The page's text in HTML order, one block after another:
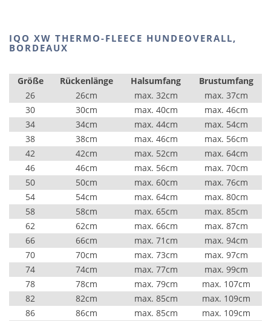
IQO XW THERMO-FLEECE HUNDEOVERALL,
BORDEAUX
Größe Rückenlänge Halsumfang
Brustumfang
26
26cm max. 32cm
max. 37cm
30
30cm max. 40cm
max. 46cm
34
34cm max. 44cm
max. 54cm
38
38cm max. 46cm
max. 56cm
42
42cm max. 52cm
max. 64cm
46
46cm max. 56cm
max. 70cm
50
50cm max. 60cm
max. 76cm
54
54cm max. 64cm
max. 80cm
58
58cm max. 65cm
max. 85cm
62
62cm max. 66cm
max. 87cm
66
66cm max. 71cm
max. 94cm
70
70cm max. 73cm
max. 97cm
74
74cm max. 77cm
max. 99cm
78
78cm max. 79cm
max. 107cm
82
82cm max. 85cm
max. 109cm
86
86cm max. 85cm
max. 109cm